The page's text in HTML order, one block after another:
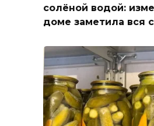
солёной водой:
доме заметила вся